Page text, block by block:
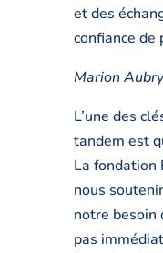
et des
confiance de
Marion
L’une des
tandem est
La fondation
nous
notre besoin
pas